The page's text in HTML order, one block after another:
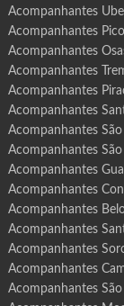
Acompanhantes
Acompanhantes
Acompanhantes
Acompanhantes
Acompanhantes
Acompanhantes
Acompanhantes
Acompanhantes São
Acompanhantes
Acompanhantes
Acompanhantes
Acompanhantes
Acompanhantes
Acompanhantes
Acompanhantes